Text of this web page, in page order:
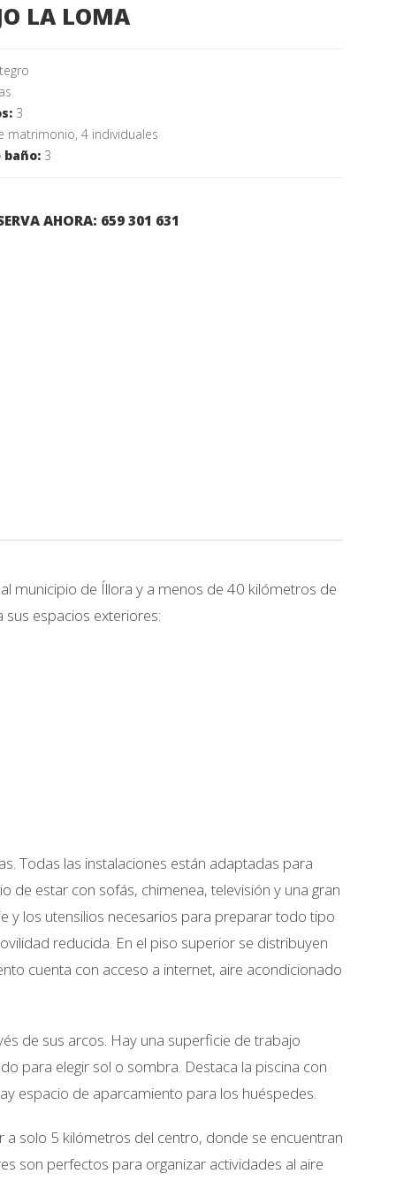
LA LOMA
3
matrimonio, 4 individuales
baño: 3
AHORA: 659 301 631
municipio de Íllora y a menos de 40 kilómetros de
espacios exteriores:
Todas las instalaciones están adaptadas para
estar con sofás, chimenea, televisión y una gran
y los utensilios necesarios para preparar todo tipo
reducida. En el piso superior se distribuyen
cuenta con acceso a internet, aire acondicionado
de sus arcos. Hay una superficie de trabajo
para elegir sol o sombra. Destaca la piscina con
espacio de aparcamiento para los huéspedes.
a solo 5 kilómetros del centro, donde se encuentran
son perfectos para organizar actividades al aire